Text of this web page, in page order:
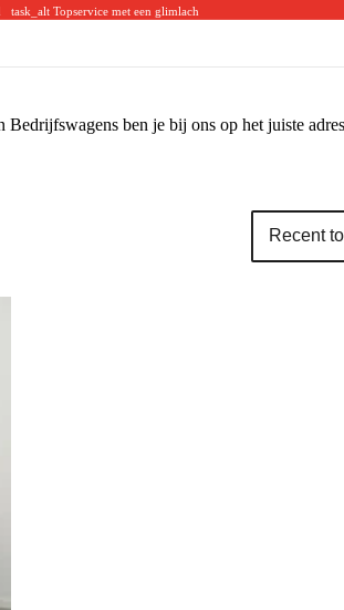
task_altTopservice met een glimlach
BYD modellen
ben je bij ons op het juiste